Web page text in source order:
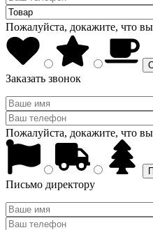
Пожалуйста, докажите, что
Заказать звонок
Пожалуйста, докажите, что
Письмо директору